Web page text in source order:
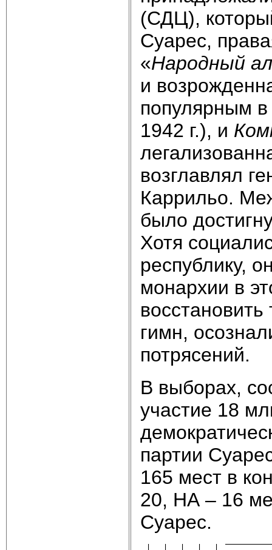
(СДЦ),
Суарес,
«Народный
и
популярным
1942 г.), и
возглавлял
Каррильо.
было
Хотя
республику,
монархии в
гимн,
потрясений.
В выборах,
участие 18
партии
165 мест в
20, НА – 16
Суарес.